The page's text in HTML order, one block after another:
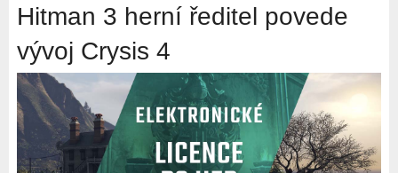
Hitman 3 herní ředitel povede
vývoj Crysis 4